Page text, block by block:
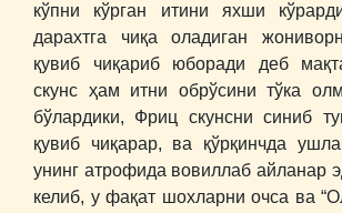
кўпни кўрган итини яхши
дарахтга чиқа оладиган
қувиб чиқариб юборади деб
скунс ҳам итни обрўсини тўка
бўлардики, Фриц скунсни синиб
қувиб чиқарар, ва қўрқинчда
унинг атрофида вовиллаб айланар
келиб, у фақат шохларни очса ва